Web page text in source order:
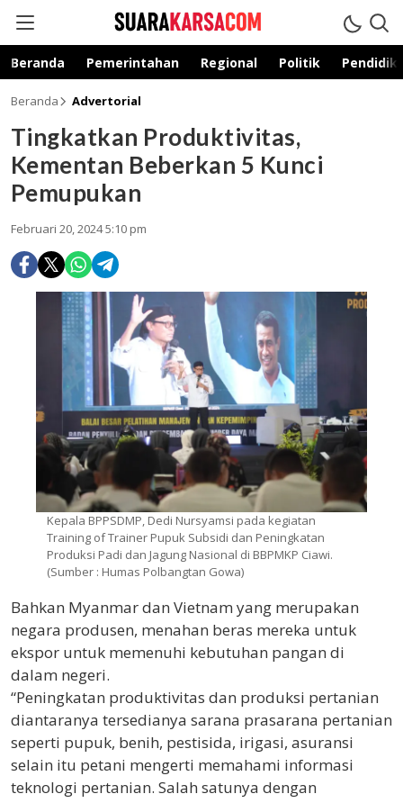
suarakarsa.com
Informasi terpercaya
Beranda Pemerintahan Regional Politik
Beranda Advertorial
Tingkatkan Produktivitas,
Kementan Beberkan 5 Kunci
Pemupukan
Februari 20, 2024 5:10 pm
Kepala BPPSDMP, Dedi Nursyamsi pada kegiatan
Training of Trainer Pupuk Subsidi dan Peningkatan
Produksi Padi dan Jagung Nasional di BBPMKP Ciawi.
(Sumber : Humas Polbangtan Gowa)
Bahkan Myanmar dan Vietnam yang merupakan
negara produsen, menahan beras mereka untuk
ekspor untuk memenuhi kebutuhan pangan di
dalam negeri.
“Peningkatan produktivitas dan produksi pertanian
diantaranya tersedianya sarana prasarana pertanian
seperti pupuk, benih, pestisida, irigasi, asuransi
selain itu petani mengerti memahami informasi
teknologi pertanian. Salah satunya dengan